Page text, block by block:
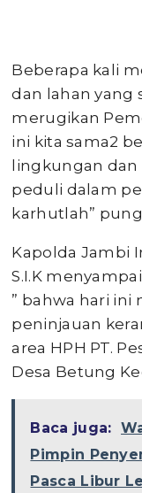
Beberapa kali
dan lahan yang
merugikan
ini kita sama2
lingkungan
peduli dalam
karhutlah”
Kapolda Jambi
S.I.K
” bahwa hari ini
peninjauan
area HPH PT.
Desa Betung
Baca juga:
Pimpin
Pasca Libur